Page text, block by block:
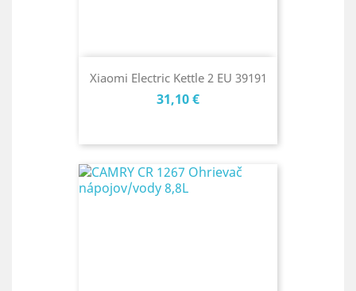
Xiaomi Electric Kettle 2 EU 39191
Cena
31,10 €